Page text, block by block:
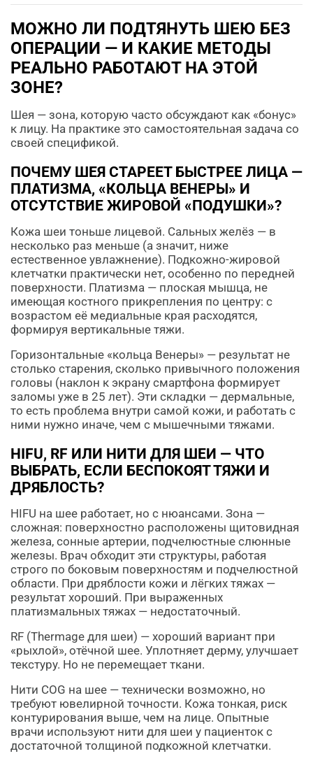
МОЖНО ЛИ ПОДТЯНУТЬ ШЕЮ БЕЗ
ОПЕРАЦИИ — И КАКИЕ МЕТОДЫ
РЕАЛЬНО РАБОТАЮТ НА ЭТОЙ
ЗОНЕ?
Шея — зона, которую часто обсуждают как «бонус»
к лицу. На практике это самостоятельная задача со
своей спецификой.
ПОЧЕМУ ШЕЯ СТАРЕЕТ БЫСТРЕЕ ЛИЦА —
ПЛАТИЗМА, «КОЛЬЦА ВЕНЕРЫ» И
ОТСУТСТВИЕ ЖИРОВОЙ «ПОДУШКИ»?
Кожа шеи тоньше лицевой. Сальных желёз — в
несколько раз меньше (а значит, ниже
естественное увлажнение). Подкожно-жировой
клетчатки практически нет, особенно по передней
поверхности. Платизма — плоская мышца, не
имеющая костного прикрепления по центру: с
возрастом её медиальные края расходятся,
формируя вертикальные тяжи.
Горизонтальные «кольца Венеры» — результат не
столько старения, сколько привычного положения
головы (наклон к экрану смартфона формирует
заломы уже в 25 лет). Эти складки — дермальные,
то есть проблема внутри самой кожи, и работать с
ними нужно иначе, чем с мышечными тяжами.
HIFU, RF ИЛИ НИТИ ДЛЯ ШЕИ — ЧТО
ВЫБРАТЬ, ЕСЛИ БЕСПОКОЯТ ТЯЖИ И
ДРЯБЛОСТЬ?
HIFU на шее работает, но с нюансами. Зона —
сложная: поверхностно расположены щитовидная
железа, сонные артерии, подчелюстные слюнные
железы. Врач обходит эти структуры, работая
строго по боковым поверхностям и подчелюстной
области. При дряблости кожи и лёгких тяжах —
результат хороший. При выраженных
платизмальных тяжах — недостаточный.
RF (Thermage для шеи) — хороший вариант при
«рыхлой», отёчной шее. Уплотняет дерму, улучшает
текстуру. Но не перемещает ткани.
Нити COG на шее — технически возможно, но
требуют ювелирной точности. Кожа тонкая, риск
контурирования выше, чем на лице. Опытные
врачи используют нити для шеи у пациенток с
достаточной толщиной подкожной клетчатки.